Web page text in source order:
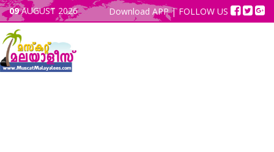
09AUGUST 2026 Download APP| FOLLOW US